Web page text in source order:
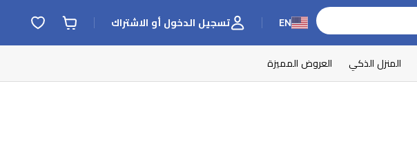
EN تسجيل الدخول أو الاشتراك
المنزل الذكي العروض المميزة